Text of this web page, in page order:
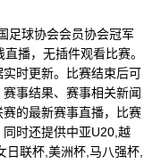
足球协会会员协会冠军
播，无插件观看比赛。
时更新。比赛结束后可
事结果、赛事相关新闻
的最新赛事直播，比赛
时还提供中亚U20,越
联杯,美洲杯,马八强杯,